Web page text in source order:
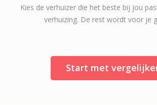
Kies de verhuizer die het beste bij jou
verhuizing. De rest wordt voor je
Start met